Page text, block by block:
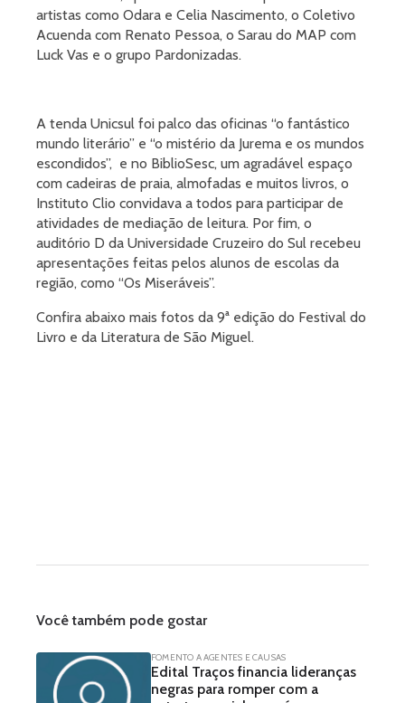
artistas como Odara e Celia Nascimento, o Coletivo
Acuenda com Renato Pessoa, o Sarau do MAP com
Luck Vas e o grupo Pardonizadas.
A tenda Unicsul foi palco das oficinas “o fantástico
mundo literário” e “o mistério da Jurema e os mundos
escondidos”, e no BiblioSesc, um agradável espaço
com cadeiras de praia, almofadas e muitos livros, o
Instituto Clio convidava a todos para participar de
atividades de mediação de leitura. Por fim, o
auditório D da Universidade Cruzeiro do Sul recebeu
apresentações feitas pelos alunos de escolas da
região, como “Os Miseráveis”.
Confira abaixo mais fotos da 9ª edição do Festival do
Livro e da Literatura de São Miguel.
Você também pode gostar
FOMENTO A AGENTES E CAUSAS
Edital Traços financia lideranças
negras para romper com a